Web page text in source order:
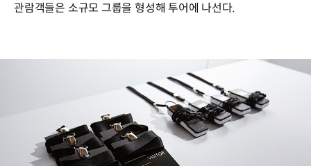
관람객들은 소규모 그룹을 형성해 투어에 나선다.